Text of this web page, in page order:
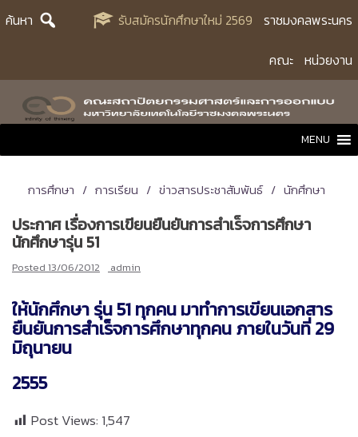
Skipค้นหา รับสมัครนักศึกษาใหม่ 2569 ราชมงคลพระนคร
คณะ หน่วยงาน
MENU
การศึกษา การเรียน ข่าวสารประชาสัมพันธ์ นักศึกษา
ประกาศ เรื่องการเขียนยืนยันการสำเร็จการศึกษา
นักศึกษารุ่น 51
Posted 13/06/2012 admin
ให้นักศึกษา รุ่น 51 ทุกคน มาทำการเขียนเอกสาร
ยืนยันการสำเร็จการศึกษาทุกคน ภายในวันที่ 29
มิถุนายน
2555
Post Views: 1,547